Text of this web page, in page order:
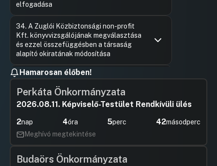
elfogadása
34. A Zuglói Közbiztonsági non-profit
Kft. könyvvizsgálójának megválasztása
és ezzel összefüggésben a társaság
alapító okiratának módosítása
HozzászólásokUgrás a napirendi pontra
s1-A Zuglói Közbiztonsági Nonprofit Kft.
2023. évi egyszerűsített beszámolójának
és szöveges szakmai beszámolójának
jóváhagyása
Hozzászólások Ugrás a napirendi pontra
s2- Döntés a Zuglói Közbiztonsági
Nonprofit Kft. ügyvezetője részére
kitűzött teljesítmény követelményekről
szóló beszámoló elfogadásáról
Hamarosan élőben!
Perkáta Önkormányzata
2026.08.11. Képviselő-Testület Rendkívüli ülés
2nap 4óra 5perc 41másodperc
Meghívó megtekintése
Budaörs Önkormányzata